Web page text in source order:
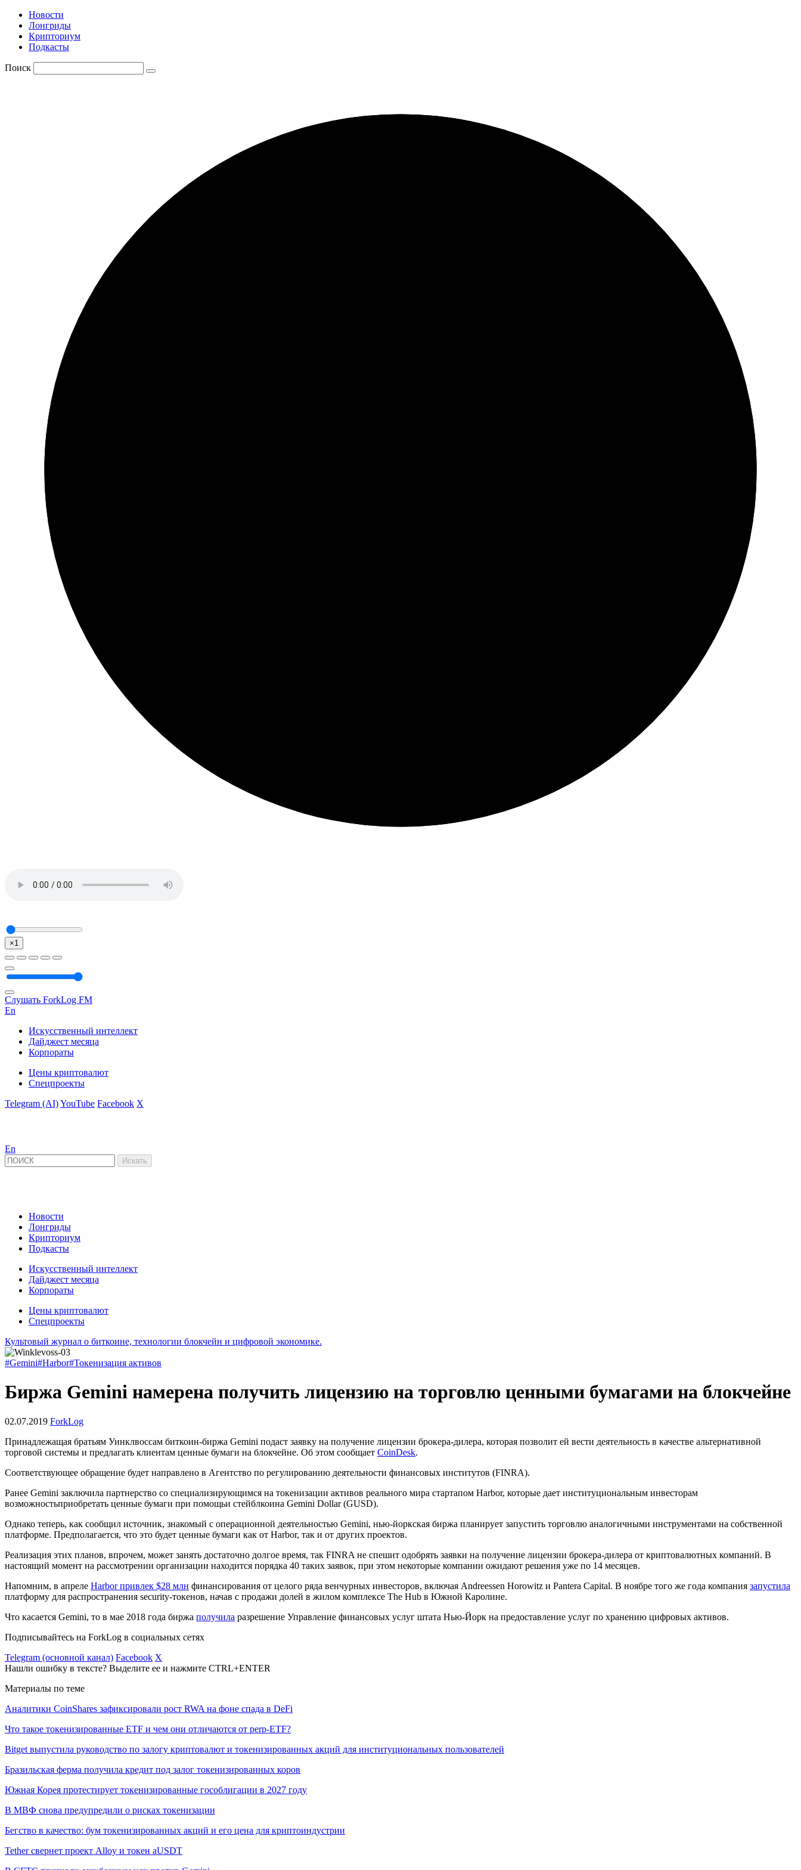
Новости
Лонгриды
Крипториум
Подкасты
Поиск
×1
Слушать ForkLog FM
En
Искусственный интеллект
Дайджест месяца
Корпораты
Цены криптовалют
Спецпроекты
Telegram (AI)YouTube Facebook X
En
Новости
Лонгриды
Крипториум
Подкасты
Искусственный интеллект
Дайджест месяца
Корпораты
Цены криптовалют
Спецпроекты
Культовый журнал о биткоине, технологии блокчейн и цифровой экономике.
#Gemini#Harbor#Токенизация активов
Биржа Gemini намерена получить лицензию на торговлю ценными бумагами на блокчейне
02.07.2019 ForkLog
Принадлежащая братьям Уинклвоссам биткоин-биржа Gemini подаст заявку на получение лицензии брокера-дилера, которая позволит ей вести деятельность в качестве альтернативной
торговой системы и предлагать клиентам ценные бумаги на блокчейне. Об этом сообщает CoinDesk.
Соответствующее обращение будет направлено в Агентство по регулированию деятельности финансовых институтов (FINRA).
Ранее Gemini заключила партнерство со специализирующимся на токенизации активов реального мира стартапом Harbor, которые дает институциональным инвесторам
возможностьприобретать ценные бумаги при помощьи стейблкоина Gemini Dollar (GUSD).
Однако теперь, как сообщил источник, знакомый с операционной деятельностью Gemini, нью-йоркская биржа планирует запустить торговлю аналогичными инструментами на собственной
платформе. Предполагается, что это будет ценные бумаги как от Harbor, так и от других проектов.
Реализация этих планов, впрочем, может занять достаточно долгое время, так FINRA не спешит одобрять заявки на получение лицензии брокера-дилера от криптовалютных компаний. В
настоящий момент на рассмотрении организации находится порядка 40 таких заявок, при этом некоторые компании ожидают решения уже по 14 месяцев.
Напомним, в апреле Harbor привлек $28 млн финансирования от целого ряда венчурных инвесторов, включая Andreessen Horowitz и Pantera Capital. В ноябре того же года компания запустила
платформу для распространения security-токенов, начав с продажи долей в жилом комплексе The Hub в Южной Каролине.
Что касается Gemini, то в мае 2018 года биржа получила разрешение Управление финансовых услуг штата Нью-Йорк на предоставление услуг по хранению цифровых активов.
Подписывайтесь на ForkLog в социальных сетях
Telegram (основной канал) Facebook X
Нашли ошибку в тексте? Выделите ее и нажмите CTRL+ENTER
Материалы по теме
Аналитики CoinShares зафиксировали рост RWA на фоне спада в DeFi
Что такое токенизированные ETF и чем они отличаются от perp-ETF?
Bitget выпустила руководство по залогу криптовалют и токенизированных акций для институциональных пользователей
Бразильская ферма получила кредит под залог токенизированных коров
Южная Корея протестирует токенизированные гособлигации в 2027 году
В МВФ снова предупредили о рисках токенизации
Бегство в качество: бум токенизированных акций и его цена для криптоиндустрии
Tether свернет проект Alloy и токен aUSDT